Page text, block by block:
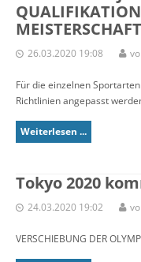
26.03.2020 19:08
Für die einzelnen
Richtlinien angepasst
Weiterlesen ...
Tokyo 2020
24.03.2020 19:02
VERSCHIEBUNG DER